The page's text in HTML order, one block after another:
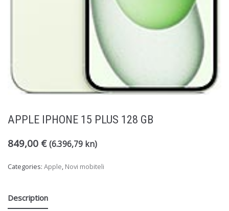
APPLE IPHONE 15 PLUS 128 GB
849,00 € (6.396,79 kn)
Categories: Apple, Novi mobiteli
Description